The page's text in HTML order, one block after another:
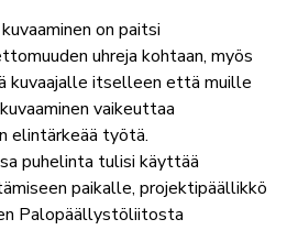
on paitsi
uhreja kohtaan, myös
kuvaajalle itselleen että muille
vaikeuttaa
elintärkeää työtä.
puhelinta tulisi käyttää
paikalle, projektipäällikkö
Palopäällystöliitosta